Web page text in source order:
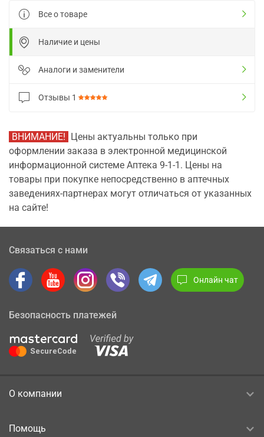
Все о товаре
Наличие и цены
Аналоги и заменители
Отзывы 1
ВНИМАНИЕ! Цены актуальны только при
оформлении заказа в электронной медицинской
информационной системе Аптека 9-1-1. Цены на
товары при покупке непосредственно в аптечных
заведениях-партнерах могут отличаться от указанных
на сайте!
Связаться с нами
Онлайн чат
Безопасность платежей
О компании
Помощь